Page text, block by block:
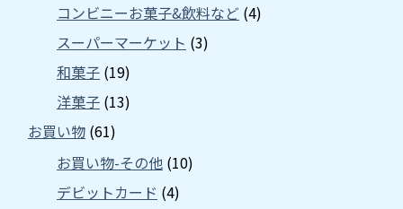
コンビニーお菓子&飲料など (4)
スーパーマーケット (3)
和菓子 (19)
洋菓子 (13)
お買い物 (61)
お買い物-その他 (10)
デビットカード (4)